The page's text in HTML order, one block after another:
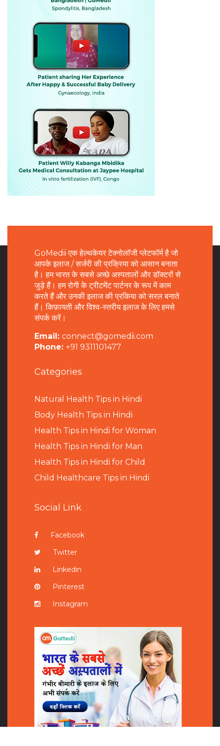
GoMedii एक हेल्थकेयर टेक्नोलॉजी प्लेटफॉर्म है जो
आपके इलाज / सर्जरी की प्रक्रिया को आसान बनाता
है। हम भारत के सबसे अच्छे अस्पतालों और डॉक्टरों से
जुड़े हैं। हम रोगी के ट्रीटमेंट पार्टनर के रूप में काम
करते हैं और उनकी इलाज की प्रकिया को सरल बनाते
हैं। किफ़ायती और विश्व-स्तरीय इलाज के लिए हमसे
संपर्क करें।
Email: connect@gomedii.com
Phone: +91 9311101477
Categories
Natural Health Tips in Hindi
Body Health Tips in Hindi
Health Tips in Hindi for Woman
Health Tips in Hindi for Man
Health Tips in Hindi for Child
Child Healthcare Tips in Hindi
Social Link
Facebook
Twitter
Linkedin
Pinterest
Instagram